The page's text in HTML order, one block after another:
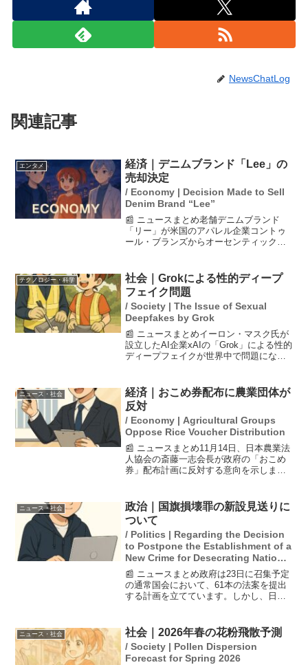
NewsChatLog
関連記事
エンタメ
経済｜デニムブランド「Lee」の
売却決定
/ Economy | Decision Made to Sell
Denim Brand “Lee”
📰 ニュースまとめ老舗デニムブランド
「リー」が米国のアパレル企業コントゥ
ール・ブランズからオーセンティック・
最大10億ドル（約1590億円）で、初期対
価として7億50...
テクノロジー・科学
社会｜Grokによる性的ディープ
フェイク問題
/ Society | The Issue of Sexual
Deepfakes by Grok
📰 ニュースまとめイーロン・マスク氏が
設立したAI企業xAIの「Grok」による性的
ディープフェイクが世界中で問題になっ
います。特に日本でも被害が報告されて
おり、生成...
ニュース・社会
経済｜おこめ券配布に農業団体が
反対
/ Economy | Agricultural Groups
Oppose Rice Voucher Distribution
📰 ニュースまとめ11月14日、日本農業法
人協会の斎藤一志会長が政府の「おこめ
券」配布計画に反対する意向を示しまし
呈しました。物価高対策には、減税や現
金給付の方が効率的...
ニュース・社会
政治｜国旗損壊罪の新設見送りに
ついて
/ Politics | Regarding the Decision
to Postpone the Establishment of a
New Crime for Desecrating National
Flags
📰 ニュースまとめ政府は23日に召集予定
の通常国会において、61本の法案を提出
する計画を立てています。しかし、日本
まれませんでした。この決定は、国旗の
保護に関する議論や...
ニュース・社会 社会｜2026年春の花粉飛散予測
/ Society | Pollen Dispersion
Forecast for Spring 2026